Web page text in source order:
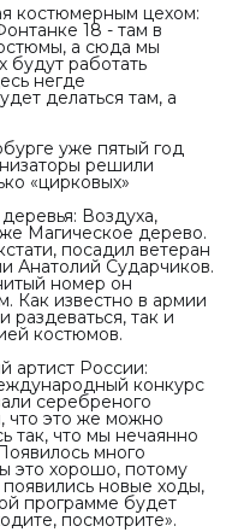
костюмерным цехом:
18 - там в
а сюда мы
будут работать
негде
делаться там, а
уже пятый год
решили
«цирковых»
Воздуха,
Магическое дерево.
посадил ветеран
Анатолий Сударчиков.
номер он
Как известно в армии
раздеваться, так и
костюмов.
артист России:
конкурс
серебреного
что это же можно
так, что мы нечаянно
много
это хорошо, потому
появились новые ходы,
программе будет
посмотрите».